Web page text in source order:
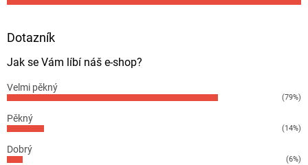
Dotazník
Jak se Vám líbí náš e-shop?
Velmi pěkný
(79%)
Pěkný
(14%)
Dobrý
(6%)